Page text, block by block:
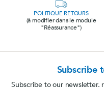
POLITIQUE RETOURS
(à modifier dans le module
"Réassurance")
Subscribe
Subscribe to our newsletter,